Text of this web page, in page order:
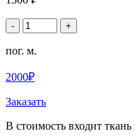
- +
пог. м.
2000₽
Заказать
В стоимость входит ткань